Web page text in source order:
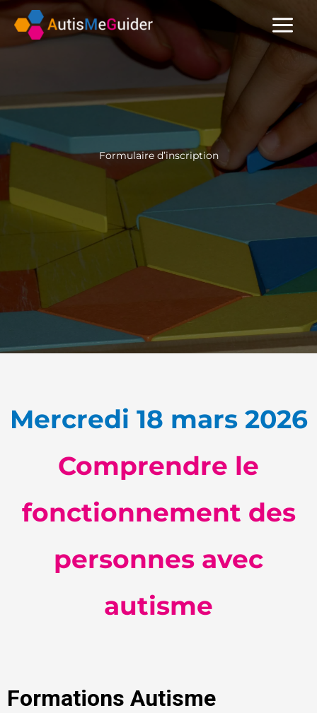
Aller
contenu
Formulaire d’inscription
Mercredi 18 mars 2026
Comprendre le
fonctionnement des
personnes avec
autisme